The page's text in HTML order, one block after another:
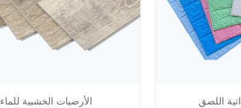
اللصق الأرضيات الخشبية للماء